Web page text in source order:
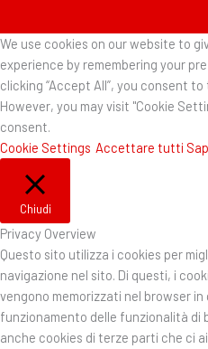
We use cookies on our website to
experience by remembering your
clicking “Accept All”, you consent
However, you may visit "Cookie
consent.
Cookie Settings Accettare tutti
Chiudi
Privacy Overview
Questo sito utilizza i cookies per
navigazione nel sito. Di questi, i
vengono memorizzati nel browser
funzionamento delle funzionalità di
anche cookies di terze parti che ci